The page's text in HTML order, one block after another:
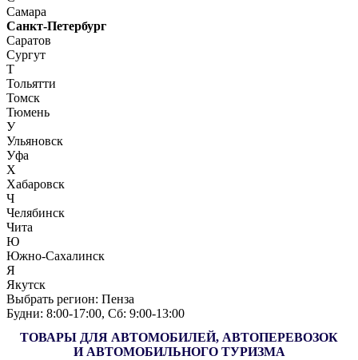
Самара
Санкт-Петербург
Саратов
Сургут
Т
Тольятти
Томск
Тюмень
У
Ульяновск
Уфа
Х
Хабаровск
Ч
Челябинск
Чита
Ю
Южно-Сахалинск
Я
Якутск
Выбрать регион: Пенза
Будни: 8:00‑17:00, Сб: 9:00‑13:00
ТОВАРЫ ДЛЯ АВТОМОБИЛЕЙ, АВТОПЕРЕВОЗОК
И АВТОМОБИЛЬНОГО ТУРИЗМА